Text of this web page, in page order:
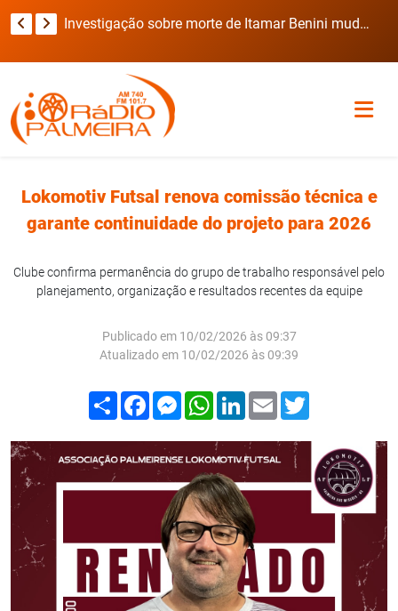
Viatura da Brigada Militar invade casa durante deslocamento para ocorrência com refém no RS Investigação sobre morte de Itamar Benini muda de rumo após laudo preliminar
Lokomotiv Futsal renova comissão técnica e
garante continuidade do projeto para 2026
Clube confirma permanência do grupo de trabalho responsável pelo
planejamento, organização e resultados recentes da equipe
Publicado em 10/02/2026 às 09:37
Atualizado em 10/02/2026 às 09:39
Compartilhar
FacebookMessenger
WhatsApp
LinkedIn
Email